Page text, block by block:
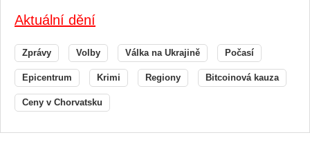
Aktuální dění
Zprávy Volby Válka na Ukrajině Počasí
Epicentrum Krimi Regiony Bitcoinová kauza
Ceny v Chorvatsku